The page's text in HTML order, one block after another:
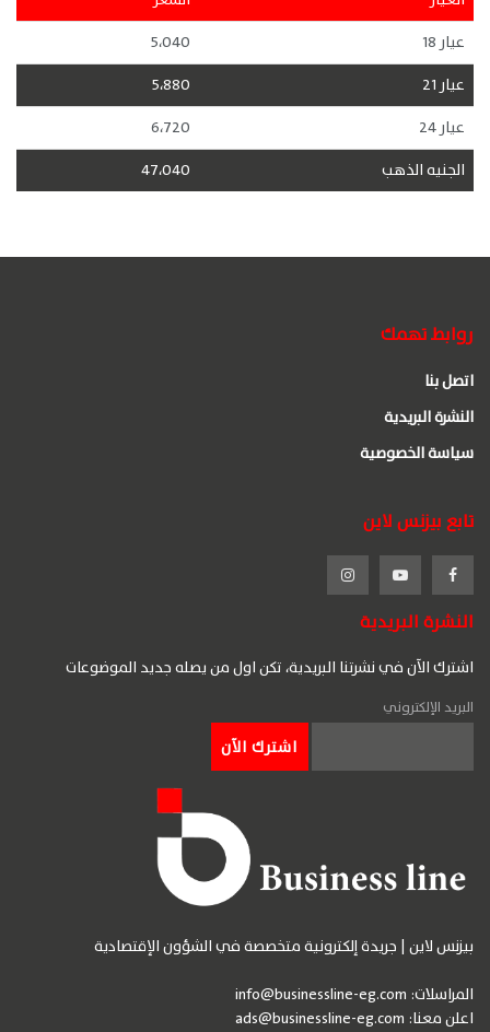
عيار 18
5،040
عيار 21
5،880
عيار 24
6،720
الجنيه الذهب
47،040
روابط تهمك
اتصل بنا
النشرة البريدية
سياسة الخصوصية
تابع بيزنس لاين
النشرة البريدية
اشترك الآن في نشرتنا البريدية، تكن اول من يصله جديد الموضوعات
البريد الإلكتروني
بيزنس لاين | جريدة إلكترونية متخصصة في الشؤون الإقتصادية
المراسلات: info@businessline-eg.com
اعلن معنا: ads@businessline-eg.com